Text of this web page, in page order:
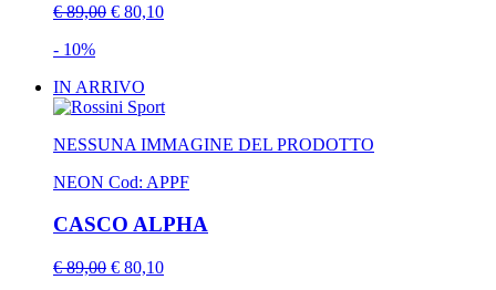
€ 89,00 € 80,10
- 10%
IN ARRIVO
NESSUNA IMMAGINE DEL PRODOTTO
NEON Cod: APPF
CASCO ALPHA
€ 89,00 € 80,10